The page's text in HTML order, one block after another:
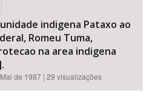
indigena Pataxo ao
Romeu Tuma,
na area indigena
de 1987 | 29 visualizações